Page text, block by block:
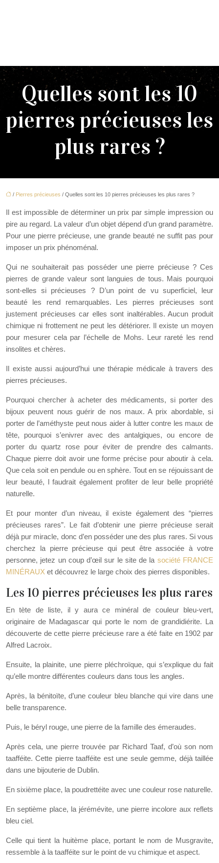
Quelles sont les 10
pierres précieuses les
plus rares ?
/ Pierres précieuses / Quelles sont les 10 pierres précieuses les plus rares ?
Il est impossible de déterminer un prix par simple impression ou
pire au regard. La valeur d’un objet dépend d’un grand paramètre.
Pour une pierre précieuse, une grande beauté ne suffit pas pour
imposer un prix phénoménal.
Qui ne souhaiterait pas posséder une pierre précieuse ? Ces
pierres de grande valeur sont languies de tous. Mais pourquoi
sont-elles si précieuses ? D’un point de vu superficiel, leur
beauté les rend remarquables. Les pierres précieuses sont
justement précieuses car elles sont inaltérables. Aucun produit
chimique ni frottement ne peut les détériorer. Il existe un moyen
pour mesurer cela par l’échelle de Mohs. Leur rareté les rend
insolites et chères.
Il existe aussi aujourd’hui une thérapie médicale à travers des
pierres précieuses.
Pourquoi chercher à acheter des médicaments, si porter des
bijoux peuvent nous guérir de nos maux. A prix abordable, si
porter de l’améthyste peut nous aider à lutter contre les maux de
tête, pourquoi s’enivrer avec des antalgiques, ou encore de
porter du quartz rose pour éviter de prendre des calmants.
Chaque pierre doit avoir une forme précise pour aboutir à cela.
Que cela soit en pendule ou en sphère. Tout en se réjouissant de
leur beauté, l faudrait également profiter de leur belle propriété
naturelle.
Et pour monter d’un niveau, il existe également des “pierres
précieuses rares”. Le fait d’obtenir une pierre précieuse serait
déjà pur miracle, donc d’en posséder une des plus rares. Si vous
cherchez la pierre précieuse qui peut être associée à votre
personne, jetez un coup d’œil sur le site de la société FRANCE
MINÉRAUX et découvrez le large choix des pierres disponibles.
Les 10 pierres précieuses les plus rares
En tète de liste, il y aura ce minéral de couleur bleu-vert,
originaire de Madagascar qui porte le nom de grandidiérite. La
découverte de cette pierre précieuse rare a été faite en 1902 par
Alfred Lacroix.
Ensuite, la plainite, une pierre pléchroïque, qui s’explique du fait
qu’elle montre différentes couleurs dans tous les angles.
Après, la bénitoïte, d’une couleur bleu blanche qui vire dans une
belle transparence.
Puis, le béryl rouge, une pierre de la famille des émeraudes.
Après cela, une pierre trouvée par Richard Taaf, d’où son nom
taafféite. Cette pierre taafféite est une seule gemme, déjà taillée
dans une bijouterie de Dublin.
En sixième place, la poudrettéite avec une couleur rose naturelle.
En septième place, la jérémévite, une pierre incolore aux reflets
bleu ciel.
Celle qui tient la huitème place, portant le nom de Musgravite,
ressemble à la taafféite sur le point de vu chimique et aspect.